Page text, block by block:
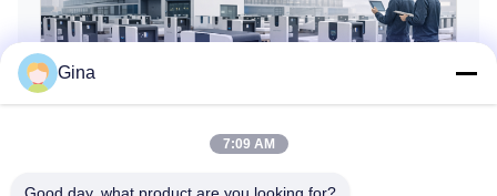
Gina
7:09 AM